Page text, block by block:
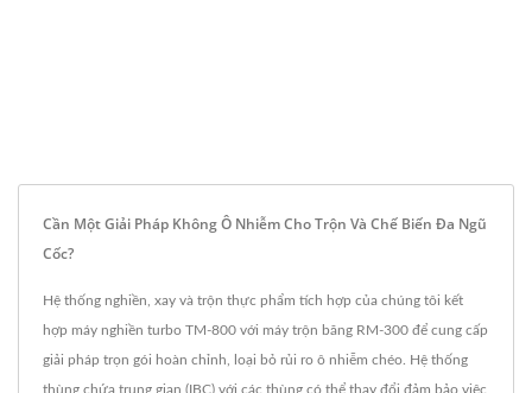
Cần Một Giải Pháp Không Ô Nhiễm Cho Trộn Và Chế Biến Đa Ngũ
Cốc?
Hệ thống nghiền, xay và trộn thực phẩm tích hợp của chúng tôi kết
hợp máy nghiền turbo TM-800 với máy trộn băng RM-300 để cung cấp
giải pháp trọn gói hoàn chỉnh, loại bỏ rủi ro ô nhiễm chéo. Hệ thống
thùng chứa trung gian (IBC) với các thùng có thể thay đổi đảm bảo việc